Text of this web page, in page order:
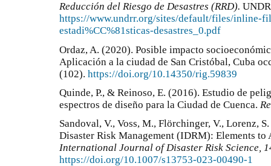
Reducción del Riesgo de Desastres (RRD).
https://www.undrr.org/sites/default/files/inline-
estadi%CC%81sticas-desastres_0.pdf
Ordaz, A. (2020). Posible impacto
Aplicación a la ciudad de San Cristóbal, Cuba
(102). https://doi.org/10.14350/rig.59839
Quinde, P., & Reinoso, E. (2016). Estudio de
espectros de diseño para la Ciudad de Cuenca.
Sandoval, V., Voss, M., Flörchinger, V., Lorenz,
Disaster Risk Management (IDRM): Elements to
International Journal of Disaster Risk Science,
https://doi.org/10.1007/s13753-023-00490-1